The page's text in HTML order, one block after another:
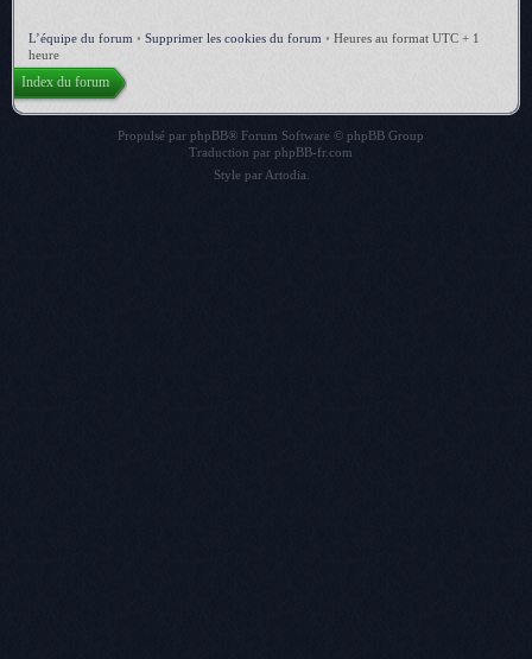
L’équipe du forum • Supprimer les cookies du forum • Heures au format UTC + 1
heure
Index du forum
Propulsé par phpBB® Forum Software © phpBB Group
Traduction par phpBB-fr.com
Style par Artodia